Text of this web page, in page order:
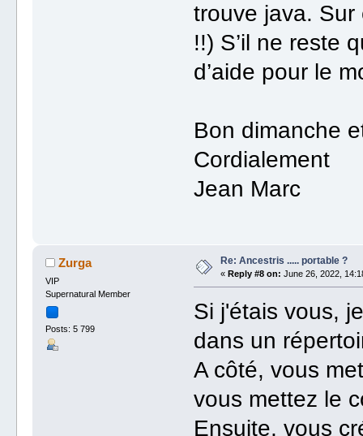
trouve java.
!!) S’il ne reste
d’aide pour le
Bon dimanche
Cordialement
Jean Marc
Zurga
VIP
Supernatural Member
Posts: 5 799
Re: Ancestris ..... portable ?
« Reply #8 on: June 26, 2022,
Si j'étais vous,
dans un
A côté, vous
vous mettez le
Ensuite, vous